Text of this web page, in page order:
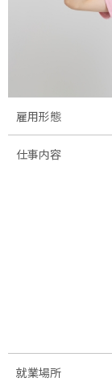
雇用形態
仕事内容
就業場所